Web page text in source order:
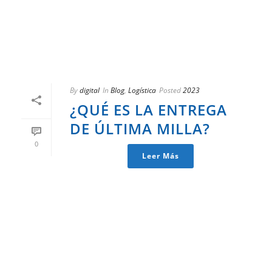
0
Bydigital In Blog, Logística Posted2023
¿QUÉ ES LA ENTREGA
DE ÚLTIMA MILLA?
Leer Más